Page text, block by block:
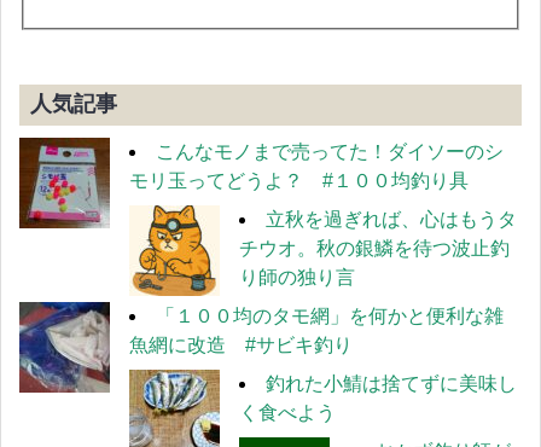
人気記事
こんなモノまで売ってた！ダイソーのシ
モリ玉ってどうよ？ #１００均釣り具
立秋を過ぎれば、心はもうタ
チウオ。秋の銀鱗を待つ波止釣
り師の独り言
「１００均のタモ網」を何かと便利な雑
魚網に改造 #サビキ釣り
釣れた小鯖は捨てずに美味し
く食べよう